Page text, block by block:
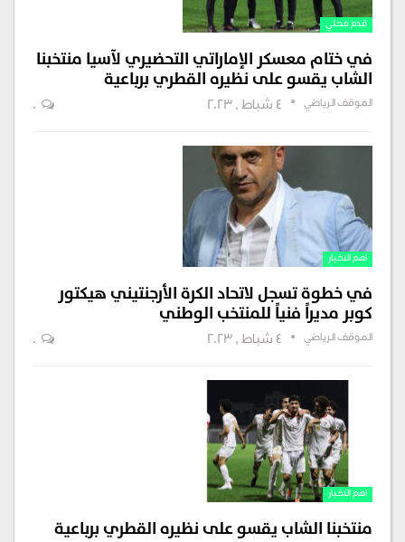
قدم محلي
في ختام معسكر الإماراتي التحضيري لآسيا منتخبنا
الشاب يقسو على نظيره القطري برباعية
الموقف الرياضي 0
اهم الاخبار
في خطوة تسجل لاتحاد الكرة الأرجنتيني هيكتور
كوبر مديراً فنياً للمنتخب الوطني
الموقف الرياضي 0
اهم الاخبار
منتخبنا الشاب يقسو على نظيره القطري برباعية